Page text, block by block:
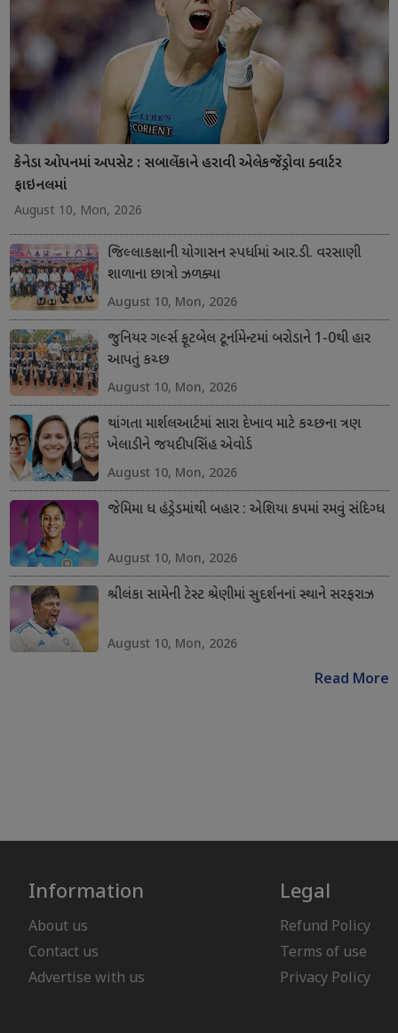
કેનેડા ઓપનમાં અપસેટ : સબાલેંકાને હરાવી એલેકજેંડ્રોવા ક્વાર્ટર
ફાઇનલમાં
August 10, Mon, 2026
જિલ્લાકક્ષાની યોગાસન સ્પર્ધામાં આર.ડી. વરસાણી
શાળાના છાત્રો ઝળક્યા
August 10, Mon, 2026
જુનિયર ગર્લ્સ ફૂટબેલ ટૂર્નામેન્ટમાં બરોડાને 1-0થી હાર
આપતું કચ્છ
August 10, Mon, 2026
થાંગતા માર્શલઆર્ટમાં સારા દેખાવ માટે કચ્છના ત્રણ
ખેલાડીને જયદીપસિંહ એવોર્ડ
August 10, Mon, 2026
જેમિમા ધ હંડ્રેડમાંથી બહાર : એશિયા કપમાં રમવું સંદિગ્ધ
August 10, Mon, 2026
શ્રીલંકા સામેની ટેસ્ટ શ્રેણીમાં સુદર્શનનાં સ્થાને સરફરાઝ
August 10, Mon, 2026
Read More
Information
About us
Contact us
Advertise with us
Legal
Refund Policy
Terms of use
Privacy Policy